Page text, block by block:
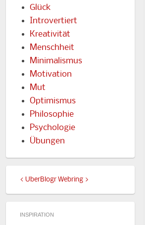
Glück
Introvertiert
Kreativität
Menschheit
Minimalismus
Motivation
Mut
Optimismus
Philosophie
Psychologie
Übungen
< UberBlogr Webring >
INSPIRATION